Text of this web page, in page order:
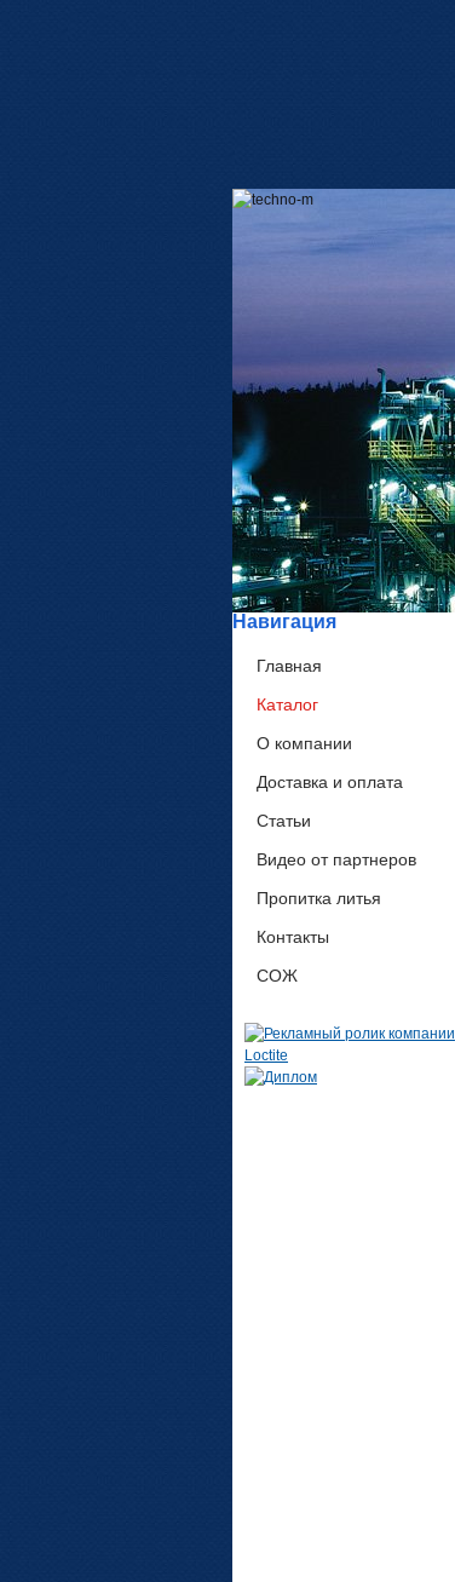
Навигация
Главная
Каталог
О компании
Доставка и оплата
Статьи
Видео от партнеров
Пропитка литья
Контакты
СОЖ